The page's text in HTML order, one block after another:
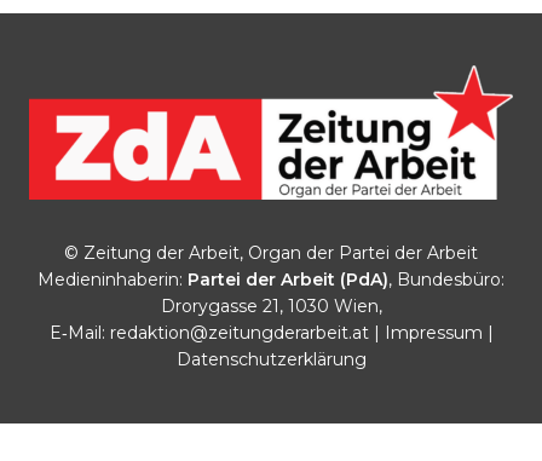
© Zeitung der Arbeit, Organ der Partei der Arbeit
Medieninhaberin: Partei der Arbeit (PdA), Bundesbüro:
Drorygasse 21, 1030 Wien,
E‑Mail: redaktion@zeitungderarbeit.at| Impressum |
Datenschutzerklärung